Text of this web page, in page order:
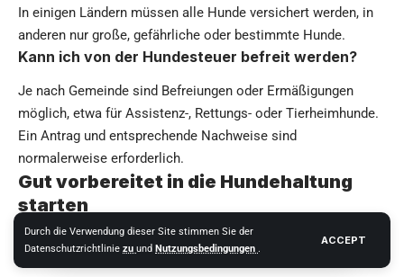
Durch die Verwendung dieser Site stimmen Sie der
Datenschutzrichtlinie zu und Nutzungsbedingungen .
ACCEPT
In einigen Ländern müssen alle Hunde versichert werden, in
anderen nur große, gefährliche oder bestimmte Hunde.
Kann ich von der Hundesteuer befreit werden?
Je nach Gemeinde sind Befreiungen oder Ermäßigungen
möglich, etwa für Assistenz-, Rettungs- oder Tierheimhunde.
Ein Antrag und entsprechende Nachweise sind
normalerweise erforderlich.
Gut vorbereitet in die Hundehaltung
starten
Wer seinenHund in Deutschland registrieren
möchte, sollte
zuerst die Internetseite seiner Stadt oder Gemeinde und